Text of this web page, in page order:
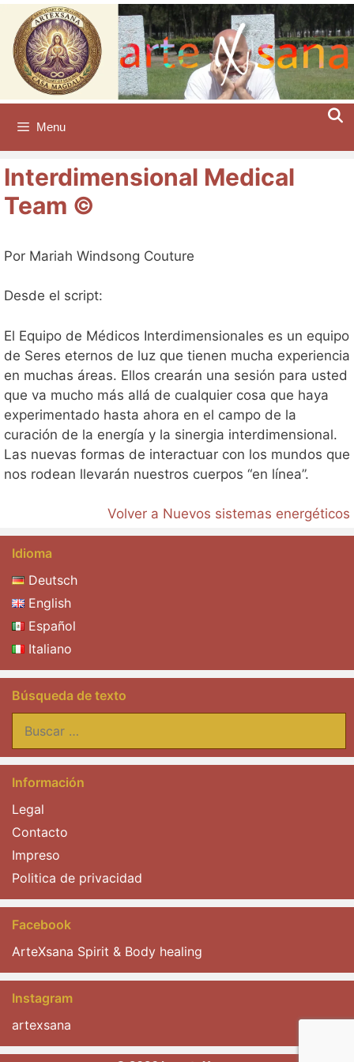
Saltar
contenido
Menu
Interdimensional Medical
Team ©️
Por Mariah Windsong Couture
Desde el script:
El Equipo de Médicos Interdimensionales es un equipo
de Seres eternos de luz que tienen mucha experiencia
en muchas áreas. Ellos crearán una sesión para usted
que va mucho más allá de cualquier cosa que haya
experimentado hasta ahora en el campo de la
curación de la energía y la sinergia interdimensional.
Las nuevas formas de interactuar con los mundos que
nos rodean llevarán nuestros cuerpos “en línea”.
Volver a Nuevos sistemas energéticos
Idioma
Deutsch
English
Español
Italiano
Búsqueda de texto
Información
Legal
Contacto
Impreso
Politica de privacidad
Facebook
ArteXsana Spirit & Body healing
Instagram
artexsana